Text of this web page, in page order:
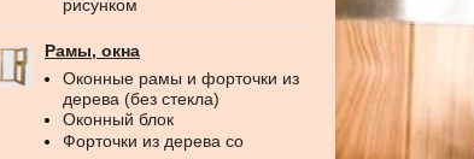
рисунком
Рамы, окна
Оконные рамы и форточки из
дерева (без стекла)
Оконный блок
Форточки из дерева со